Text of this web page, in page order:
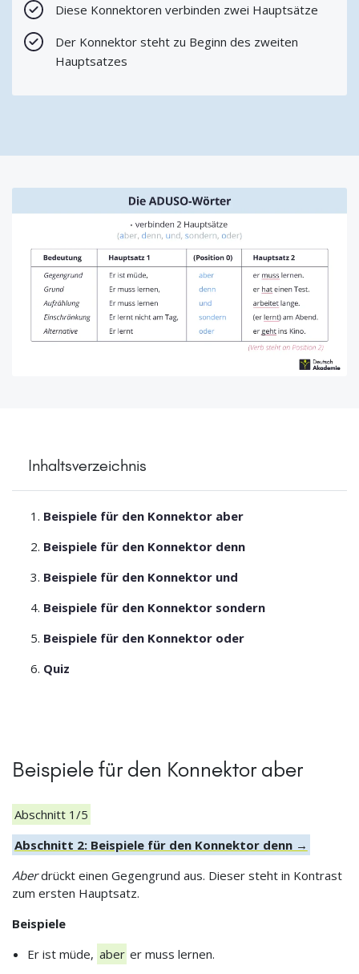
Diese Konnektoren verbinden zwei Hauptsätze
Der Konnektor steht zu Beginn des zweiten
Hauptsatzes
Inhaltsverzeichnis
Beispiele für den Konnektor aber
Beispiele für den Konnektor denn
Beispiele für den Konnektor und
Beispiele für den Konnektor sondern
Beispiele für den Konnektor oder
Quiz
Beispiele für den Konnektor aber
Abschnitt 1/5
Abschnitt 2: Beispiele für den Konnektor denn →
Aberdrückt einen Gegengrund aus. Dieser steht in Kontrast
zum ersten Hauptsatz.
Beispiele
Er ist müde, aber er muss lernen.